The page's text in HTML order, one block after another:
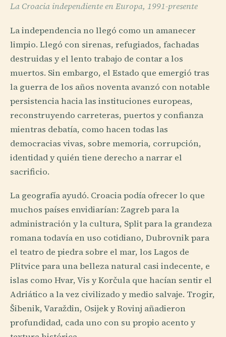
La Croacia independiente en Europa, 1991-presente
La independencia no llegó como un amanecer
limpio. Llegó con sirenas, refugiados, fachadas
destruidas y el lento trabajo de contar a los
muertos. Sin embargo, el Estado que emergió tras
la guerra de los años noventa avanzó con notable
persistencia hacia las instituciones europeas,
reconstruyendo carreteras, puertos y confianza
mientras debatía, como hacen todas las
democracias vivas, sobre memoria, corrupción,
identidad y quién tiene derecho a narrar el
sacrificio.
La geografía ayudó. Croacia podía ofrecer lo que
muchos países envidiarían: Zagreb para la
administración y la cultura, Split para la grandeza
romana todavía en uso cotidiano, Dubrovnik para
el teatro de piedra sobre el mar, los Lagos de
Plitvice para una belleza natural casi indecente, e
islas como Hvar, Vis y Korčula que hacían sentir el
Adriático a la vez civilizado y medio salvaje. Trogir,
Šibenik, Varaždin, Osijek y Rovinj añadieron
profundidad, cada uno con su propio acento y